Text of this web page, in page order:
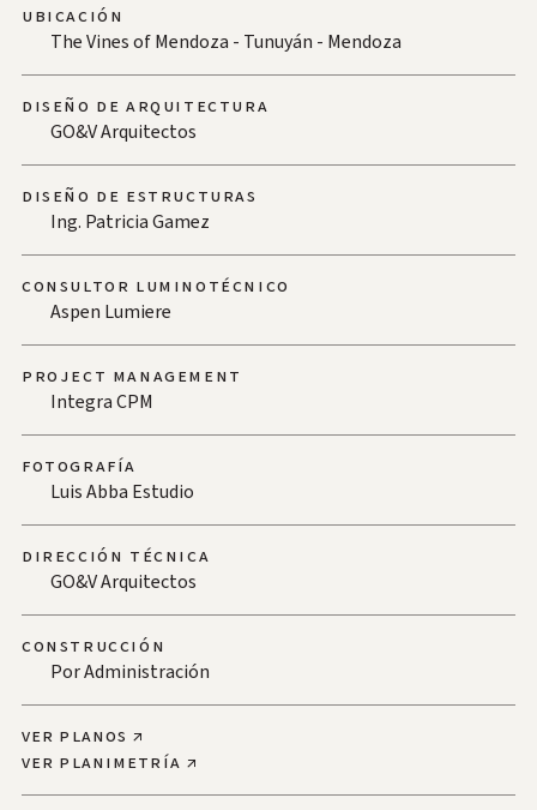
Ubicación
The Vines of Mendoza - Tunuyán - Mendoza
Diseño de arquitectura
GO&V Arquitectos
Diseño de estructuras
Ing. Patricia Gamez
Consultor luminotécnico
Aspen Lumiere
Project management
Integra CPM
Fotografía
Luis Abba Estudio
Dirección técnica
GO&V Arquitectos
Construcción
Por Administración
Ver Planos ↗
Ver planimetría ↗